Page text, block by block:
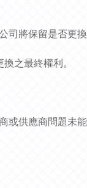
將保留是否更換
之最終權利。
或供應商問題未